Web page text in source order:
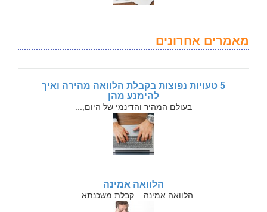
מאמרים אחרונים
5 טעויות נפוצות בקבלת הלוואה מהירה ואיך
להימנע מהן
בעולם המהיר והדינמי של היום,...
הלוואה אמינה
הלוואה אמינה – קבלת משכנתא...